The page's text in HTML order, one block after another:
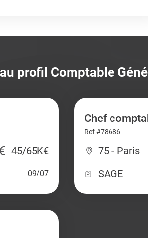
au profil Comptable
45/65K€
09/07
Chef
Ref #78686
75 - Paris
SAGE